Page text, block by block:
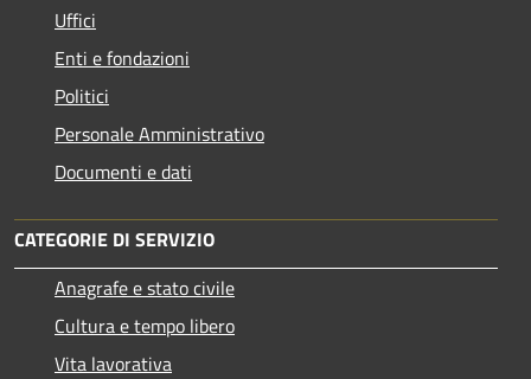
Uffici
Enti e fondazioni
Politici
Personale Amministrativo
Documenti e dati
CATEGORIE DI SERVIZIO
Anagrafe e stato civile
Cultura e tempo libero
Vita lavorativa